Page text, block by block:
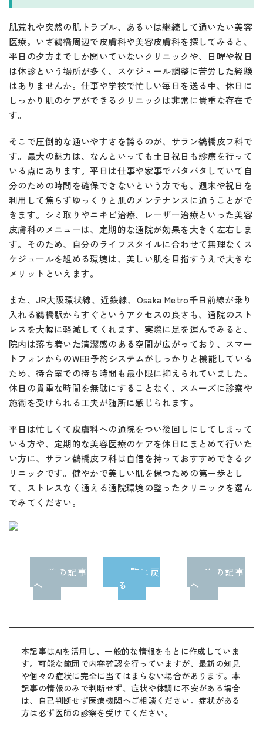
肌荒れや突然の肌トラブル、あるいは継続して通いたい美容
医療。いざ鶴橋周辺で皮膚科や美容皮膚科を探してみると、
平日の夕方までしか開いていないクリニックや、日曜や祝日
は休診という場所が多く、スケジュール調整に苦労した経験
はありませんか。仕事や学校で忙しい毎日を送る中、休日に
しっかり肌のケアができるクリニックは非常に貴重な存在で
す。
そこで圧倒的な通いやすさを誇るのが、サラン鶴橋皮フ科で
す。最大の魅力は、なんといっても土日祝日も診療を行って
いる点にあります。平日は仕事や家事でバタバタしていて自
分のための時間を確保できないという方でも、週末や祝日を
利用して焦らずゆっくりと肌のメンテナンスに通うことがで
きます。シミ取りやニキビ治療、レーザー治療といった美容
皮膚科のメニューは、定期的な通院が効果を大きく左右しま
す。そのため、自分のライフスタイルに合わせて無理なくス
ケジュールを組める環境は、美しい肌を目指すうえで大きな
メリットといえます。
また、JR大阪環状線、近鉄線、Osaka Metro千日前線が乗り
入れる鶴橋駅からすぐというアクセスの良さも、通院のスト
レスを大幅に軽減してくれます。実際に足を運んでみると、
院内は落ち着いた清潔感のある空間が広がっており、スマー
トフォンからのWEB予約システムがしっかりと機能している
ため、待合室での待ち時間も最小限に抑えられていました。
休日の貴重な時間を無駄にすることなく、スムーズに診察や
施術を受けられる工夫が随所に感じられます。
平日は忙しくて皮膚科への通院をつい後回しにしてしまって
いる方や、定期的な美容医療のケアを休日にまとめて行いた
い方に、サラン鶴橋皮フ科は自信を持っておすすめできるク
リニックです。健やかで美しい肌を保つための第一歩とし
て、ストレスなく通える通院環境の整ったクリニックを選ん
でみてください。
前の記事
へ
一覧に戻
る
次の記事
へ
本記事はAIを活用し、一般的な情報をもとに作成していま
す。可能な範囲で内容確認を行っていますが、最新の知見
や個々の症状に完全に当てはまらない場合があります。本
記事の情報のみで判断せず、症状や体調に不安がある場合
は、自己判断せず医療機関へご相談ください。症状がある
方は必ず医師の診察を受けてください。